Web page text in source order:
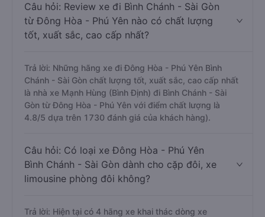
Câu hỏi: Review xe đi Bình Chánh - Sài Gòn
từ Đông Hòa - Phú Yên nào có chất lượng
tốt, xuất sắc, cao cấp nhất?
Trả lời: Những hãng xe đi Đông Hòa - Phú Yên Bình
Chánh - Sài Gòn chất lượng tốt, xuất sắc, cao cấp nhất
là nhà xe Mạnh Hùng (Bình Định) đi Bình Chánh - Sài
Gòn từ Đông Hòa - Phú Yên với điểm chất lượng là
4.8/5 dựa trên 1730 đánh giá của khách hàng).
Câu hỏi: Có loại xe Đông Hòa - Phú Yên
Bình Chánh - Sài Gòn dành cho cặp đôi, xe
limousine phòng đôi không?
Trả lời: Hiện tại có 4 hãng xe khai thác dòng xe